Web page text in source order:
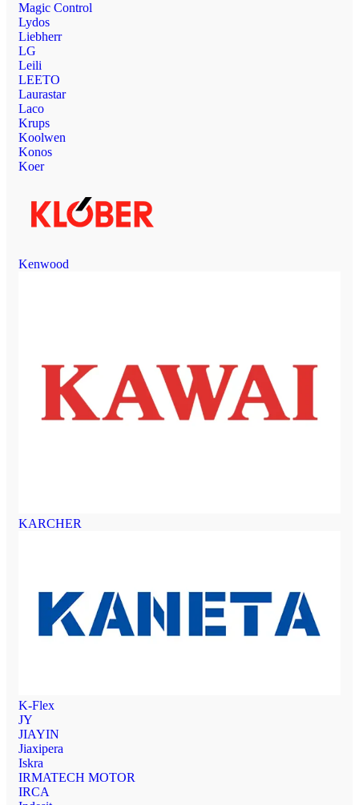
Magic Control
Lydos
Liebherr
LG
Leili
LEETO
Laurastar
Laco
Krups
Koolwen
Konos
Koer
Kenwood
KARCHER
K-Flex
JY
JIAYIN
Jiaxipera
Iskra
IRMATECH MOTOR
IRCA